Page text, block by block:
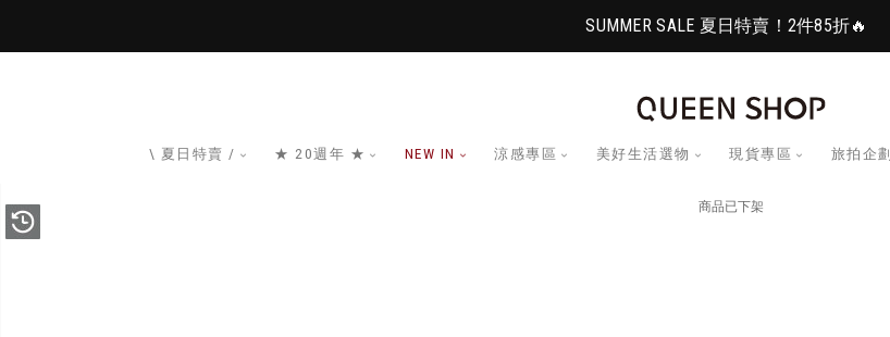
SUMMER SALE 夏日特賣！2件85折🔥
\ 夏日特賣 / ★ 20週年 ★ NEW IN 涼感專區 美好生活選物 現貨專區 旅拍企劃
商品已下架